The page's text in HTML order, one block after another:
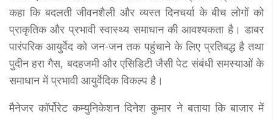
कहा कि बदलती जीवनशैली और व्यस्त दिनचर्या के बीच लोगों को
प्राकृतिक और प्रभावी स्वास्थ्य समाधान की आवश्यकता है। डाबर
पारंपरिक आयुर्वेद को जन-जन तक पहुंचाने के लिए प्रतिबद्ध है तथा
पुदीन हरा गैस, बदहजमी और एसिडिटी जैसी पेट संबंधी समस्याओं के
समाधान में प्रभावी आयुर्वेदिक विकल्प है।
मैनेजर कॉर्पोरेट कम्युनिकेशन दिनेश कुमार ने बताया कि बाजार में